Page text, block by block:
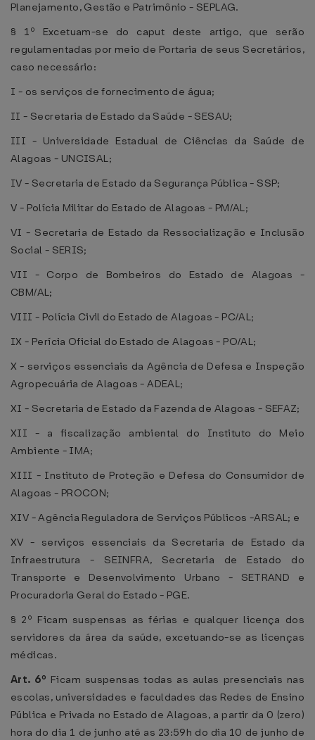
Planejamento, Gestão e Patrimônio - SEPLAG.
§ 1º Excetuam-se do caput deste artigo, que serão
regulamentadas por meio de Portaria de seus Secretários,
caso necessário:
I - os serviços de fornecimento de água;
II - Secretaria de Estado da Saúde - SESAU;
III - Universidade Estadual de Ciências da Saúde de
Alagoas - UNCISAL;
IV - Secretaria de Estado da Segurança Pública - SSP;
V - Polícia Militar do Estado de Alagoas - PM/AL;
VI - Secretaria de Estado da Ressocialização e Inclusão
Social - SERIS;
VII - Corpo de Bombeiros do Estado de Alagoas -
CBM/AL;
VIII - Polícia Civil do Estado de Alagoas - PC/AL;
IX - Perícia Oficial do Estado de Alagoas - PO/AL;
X - serviços essenciais da Agência de Defesa e Inspeção
Agropecuária de Alagoas - ADEAL;
XI - Secretaria de Estado da Fazenda de Alagoas - SEFAZ;
XII - a fiscalização ambiental do Instituto do Meio
Ambiente - IMA;
XIII - Instituto de Proteção e Defesa do Consumidor de
Alagoas - PROCON;
XIV - Agência Reguladora de Serviços Públicos -ARSAL; e
XV - serviços essenciais da Secretaria de Estado da
Infraestrutura - SEINFRA, Secretaria de Estado do
Transporte e Desenvolvimento Urbano - SETRAND e
Procuradoria Geral do Estado - PGE.
§ 2º Ficam suspensas as férias e qualquer licença dos
servidores da área da saúde, excetuando-se as licenças
médicas.
Art. 6º Ficam suspensas todas as aulas presenciais nas
escolas, universidades e faculdades das Redes de Ensino
Pública e Privada no Estado de Alagoas, a partir da 0 (zero)
hora do dia 1 de junho até as 23:59h do dia 10 de junho de